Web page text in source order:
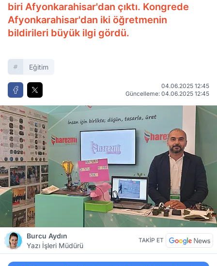
biri Afyonkarahisar'dan çıktı. Kongrede
Afyonkarahisar'dan iki öğretmenin
bildirileri büyük ilgi gördü.
Eğitim
04.06.2025 12:45
Güncelleme: 04.06.2025 12:45
Burcu Aydın
Yazı İşleri Müdürü
TAKİP ET